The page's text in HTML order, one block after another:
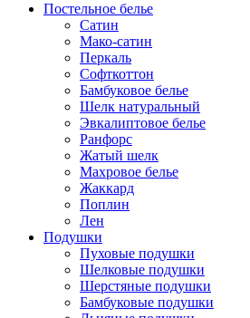
Постельное белье
Сатин
Мако-сатин
Перкаль
Софткоттон
Бамбуковое белье
Шелк натуральный
Эвкалиптовое белье
Ранфорс
Жатый шелк
Махровое белье
Жаккард
Поплин
Лен
Подушки
Пуховые подушки
Шелковые подушки
Шерстяные подушки
Бамбуковые подушки